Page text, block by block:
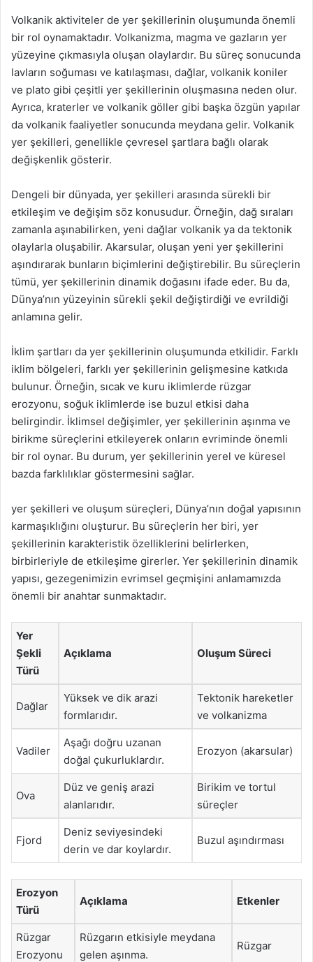
Volkanik aktiviteler de yer şekillerinin oluşumunda önemli
bir rol oynamaktadır. Volkanizma, magma ve gazların yer
yüzeyine çıkmasıyla oluşan olaylardır. Bu süreç sonucunda
lavların soğuması ve katılaşması, dağlar, volkanik koniler
ve plato gibi çeşitli yer şekillerinin oluşmasına neden olur.
Ayrıca, kraterler ve volkanik göller gibi başka özgün yapılar
da volkanik faaliyetler sonucunda meydana gelir. Volkanik
yer şekilleri, genellikle çevresel şartlara bağlı olarak
değişkenlik gösterir.
Dengeli bir dünyada, yer şekilleri arasında sürekli bir
etkileşim ve değişim söz konusudur. Örneğin, dağ sıraları
zamanla aşınabilirken, yeni dağlar volkanik ya da tektonik
olaylarla oluşabilir. Akarsular, oluşan yeni yer şekillerini
aşındırarak bunların biçimlerini değiştirebilir. Bu süreçlerin
tümü, yer şekillerinin dinamik doğasını ifade eder. Bu da,
Dünya’nın yüzeyinin sürekli şekil değiştirdiği ve evrildiği
anlamına gelir.
İklim şartları da yer şekillerinin oluşumunda etkilidir. Farklı
iklim bölgeleri, farklı yer şekillerinin gelişmesine katkıda
bulunur. Örneğin, sıcak ve kuru iklimlerde rüzgar
erozyonu, soğuk iklimlerde ise buzul etkisi daha
belirgindir. İklimsel değişimler, yer şekillerinin aşınma ve
birikme süreçlerini etkileyerek onların evriminde önemli
bir rol oynar. Bu durum, yer şekillerinin yerel ve küresel
bazda farklılıklar göstermesini sağlar.
yer şekilleri ve oluşum süreçleri, Dünya’nın doğal yapısının
karmaşıklığını oluşturur. Bu süreçlerin her biri, yer
şekillerinin karakteristik özelliklerini belirlerken,
birbirleriyle de etkileşime girerler. Yer şekillerinin dinamik
yapısı, gezegenimizin evrimsel geçmişini anlamamızda
önemli bir anahtar sunmaktadır.
Yer
Şekli
Türü
Açıklama Oluşum Süreci
Dağlar
Yüksek ve dik arazi
formlarıdır.
Tektonik hareketler
ve volkanizma
Vadiler
Aşağı doğru uzanan
doğal çukurluklardır.
Erozyon (akarsular)
Ova
Düz ve geniş arazi
alanlarıdır.
Birikim ve tortul
süreçler
Fjord
Deniz seviyesindeki
derin ve dar koylardır.
Buzul aşındırması
Erozyon
Türü
Açıklama Etkenler
Rüzgar
Erozyonu
Rüzgarın etkisiyle meydana
gelen aşınma.
Rüzgar